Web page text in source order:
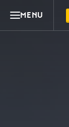
MENU